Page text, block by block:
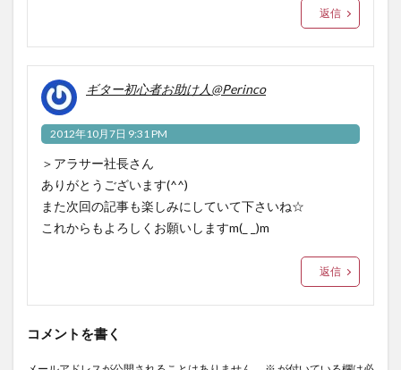
返信
ギター初心者お助け人@Perinco
2012年10月7日 9:31 PM
＞アラサー社長さん
ありがとうございます(^^)
また次回の記事も楽しみにしていて下さいね☆
これからもよろしくお願いしますm(_ _)m
返信
コメントを書く